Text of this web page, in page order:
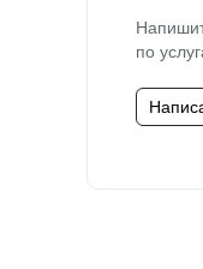
по